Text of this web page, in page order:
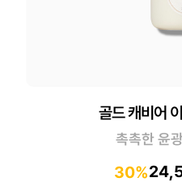
골드 캐비어
촉촉한 윤
30%